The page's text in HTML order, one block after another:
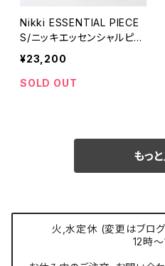
Nikki ESSENTIAL PIECE
S/ニッキエッセンシャルピー
シーズ・Spain pima Tee
¥23,200
SOLD OUT
もっ
火,水定休 (変更はブログ
12時